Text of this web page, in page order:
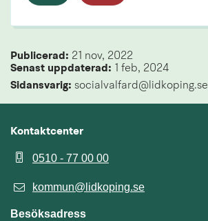
Publicerad: 21 nov, 2022
Senast uppdaterad: 1 feb, 2024
Sidansvarig: socialvalfard@lidkoping.se
Kontaktcenter
0510 - 77 00 00
kommun@lidkoping.se
Besöksadress